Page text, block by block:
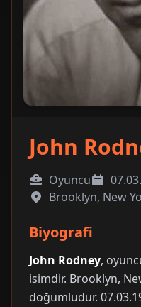
John
Oyuncu
Brooklyn, New
Biyografi
John Rodney,
isimdir. Brooklyn,
doğumludur.